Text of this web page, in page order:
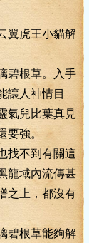
虎王小貓解
根草。入手
讓人神情目
氣兒比葉真見
要強。
不到有關這
龍域內流傳甚
之上，都沒有
根草能夠解